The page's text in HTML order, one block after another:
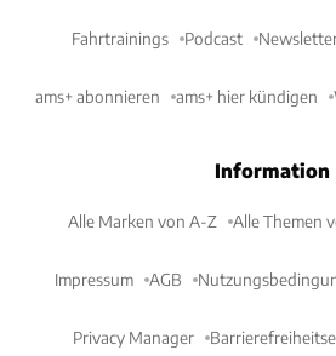
Fahrtrainings Podcast
ams+ abonnieren ams+ hier kündigen
Information
Alle Marken von A-Z Alle Themen
Impressum AGB
Privacy Manager